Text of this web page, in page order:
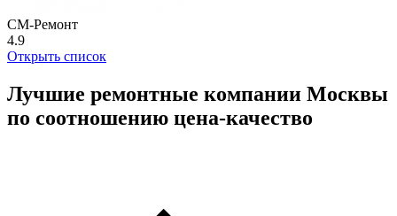
СМ-Ремонт
4.9
Открыть список
Лучшие ремонтные компании Москвы
по соотношению цена-качество